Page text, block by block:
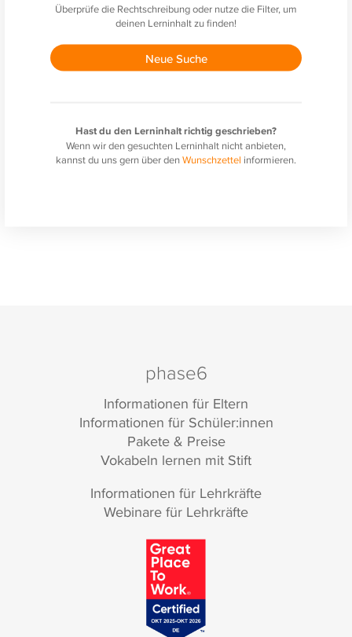
Überprüfe die Rechtschreibung oder nutze die Filter, um
deinen Lerninhalt zu finden!
Neue Suche
Hast du den Lerninhalt richtig geschrieben?
Wenn wir den gesuchten Lerninhalt nicht anbieten,
kannst du uns gern über denWunschzettel informieren.
phase6
Informationen für Eltern
Informationen für Schüler:innen
Pakete & Preise
Vokabeln lernen mit Stift
Informationen für Lehrkräfte
Webinare für Lehrkräfte